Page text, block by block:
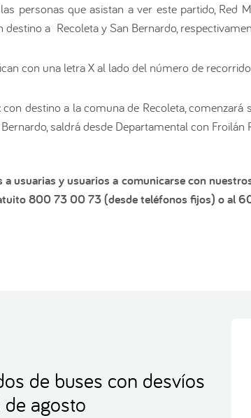
personas que asistan a ver este partido,
a Recoleta y San Bernardo,
con una letra X al lado del número de
destino a la comuna de Recoleta,
saldrá desde Departamental con Froilán
usuarias y usuarios a comunicarse con
800 73 00 73 (desde teléfonos fijos) o al
de buses con desvíos
agosto